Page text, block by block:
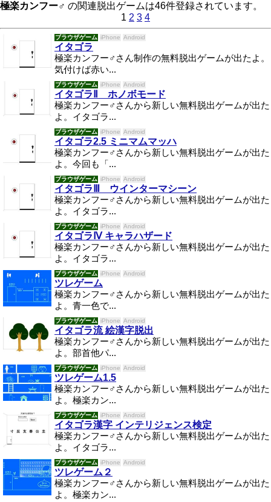
極楽カンフー♂ の関連脱出ゲームは46件登録されています。
1 2 3 4
ブラウザゲーム iPhone Android
イタゴラ
極楽カンフー♂さん制作の無料脱出ゲームが出たよ。
気付けば赤い...
ブラウザゲーム iPhone Android
イタゴラⅡ ホノボモード
極楽カンフー♂さんから新しい無料脱出ゲームが出た
よ。イタゴラ...
ブラウザゲーム iPhone Android
イタゴラ2.5 ミニマムマッハ
極楽カンフー♂さんから新しい無料脱出ゲームが出た
よ。今回も「...
ブラウザゲーム iPhone Android
イタゴラⅢ ウインターマシーン
極楽カンフー♂さんから新しい無料脱出ゲームが出た
よ。イタゴラ...
ブラウザゲーム iPhone Android
イタゴラⅣ キャラハザード
極楽カンフー♂さんから新しい無料脱出ゲームが出た
よ。イタゴラ...
ブラウザゲーム iPhone Android
ツレゲーム
極楽カンフー♂さんから新しい無料脱出ゲームが出た
よ。青一色で...
ブラウザゲーム iPhone Android
イタゴラ流 絵漢字脱出
極楽カンフー♂さんから新しい無料脱出ゲームが出た
よ。部首他パ...
ブラウザゲーム iPhone Android
ツレゲーム1.5
極楽カンフー♂さんから新しい無料脱出ゲームが出た
よ。極楽カン...
ブラウザゲーム iPhone Android
イタゴラ漢字 インテリジェンス検定
極楽カンフー♂さんから新しい無料脱出ゲームが出た
よ。イタゴラ...
ブラウザゲーム iPhone Android
ツレゲーム２
極楽カンフー♂さんから新しい無料脱出ゲームが出た
よ。極楽カン...